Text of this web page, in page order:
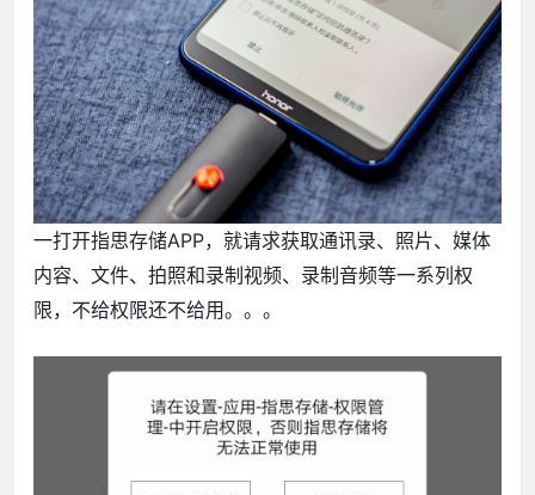
一打开指思存储APP，就请求获取通讯录、照片、媒体
内容、文件、拍照和录制视频、录制音频等一系列权
限，不给权限还不给用。。。